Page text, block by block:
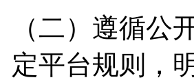
（二）遵循公
定平台规则，